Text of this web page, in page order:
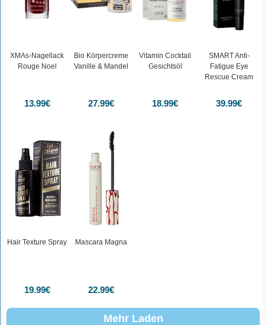
XMAs-Nagellack
Rouge Noel
13.99€
Bio Körpercreme
Vanille & Mandel
27.99€
Vitamin Cocktail
Gesichtsöl
18.99€
SMART Anti-
Fatigue Eye
Rescue Cream
39.99€
Hair Texture Spray
19.99€
Mascara Magna
22.99€
Mehr Laden
Maitre Savonitto
Eselsmilch-Gästeseifen
Heiße-Milch-Duft
mit Traubenkernöl
für trockene Haut
Inhalt:200 g